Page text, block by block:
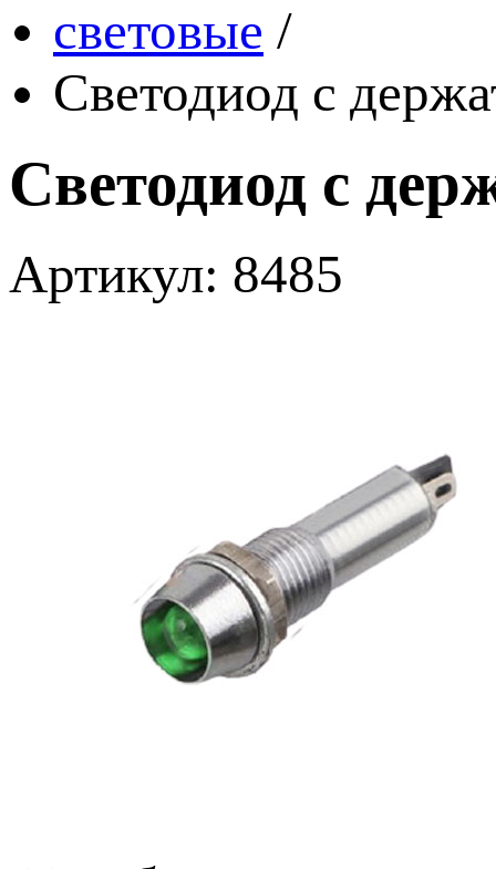
световые /
Светодиод с
Светодиод с
Артикул: 8485